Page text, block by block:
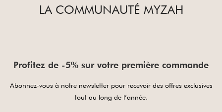
LA COMMUNAUTÉ MYZAH
Profitez de -5% sur votre première commande
Abonnez-vous à notre newsletter pour recevoir des offres exclusives
tout au long de l’année.